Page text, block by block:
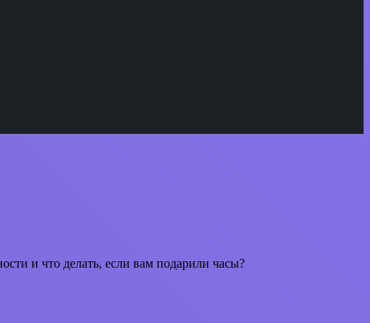
и что делать, если вам подарили часы?